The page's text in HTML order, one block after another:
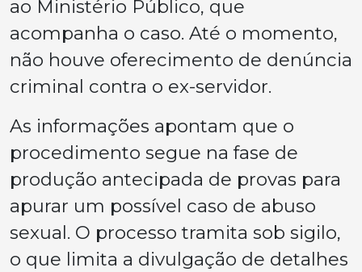
ao Ministério Público, que
acompanha o caso. Até o momento,
não houve oferecimento de denúncia
criminal contra o ex-servidor.
As informações apontam que o
procedimento segue na fase de
produção antecipada de provas para
apurar um possível caso de abuso
sexual. O processo tramita sob sigilo,
o que limita a divulgação de detalhes